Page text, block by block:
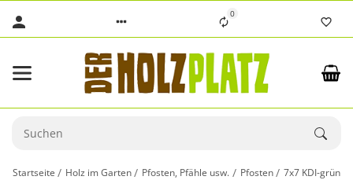
0
Startseite Holz im Garten Pfosten, Pfähle usw. Pfosten 7x7 KDI-grün